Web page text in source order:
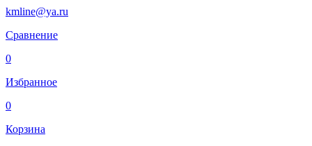
kmline@ya.ru
Сравнение
0
Избранное
0
Корзина